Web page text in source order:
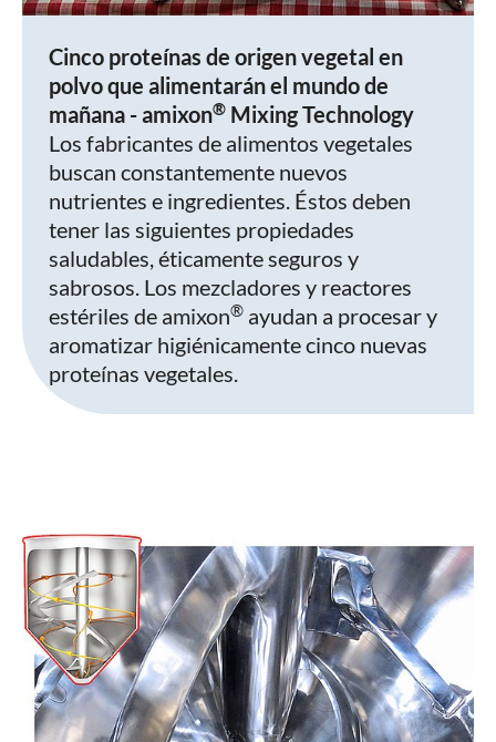
Cinco proteínas de origen vegetal en
polvo que alimentarán el mundo de
mañana - amixon® Mixing Technology
Los fabricantes de alimentos vegetales
buscan constantemente nuevos
nutrientes e ingredientes. Éstos deben
tener las siguientes propiedades
saludables, éticamente seguros y
sabrosos. Los mezcladores y reactores
estériles de amixon® ayudan a procesar y
aromatizar higiénicamente cinco nuevas
proteínas vegetales.